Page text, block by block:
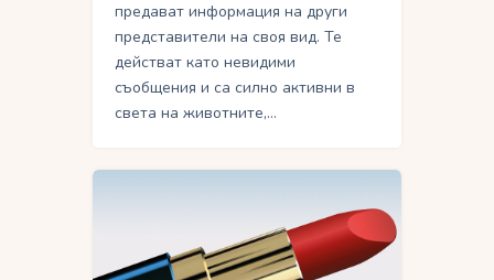
предават информация на други
представители на своя вид. Те
действат като невидими
съобщения и са силно активни в
света на животните,…